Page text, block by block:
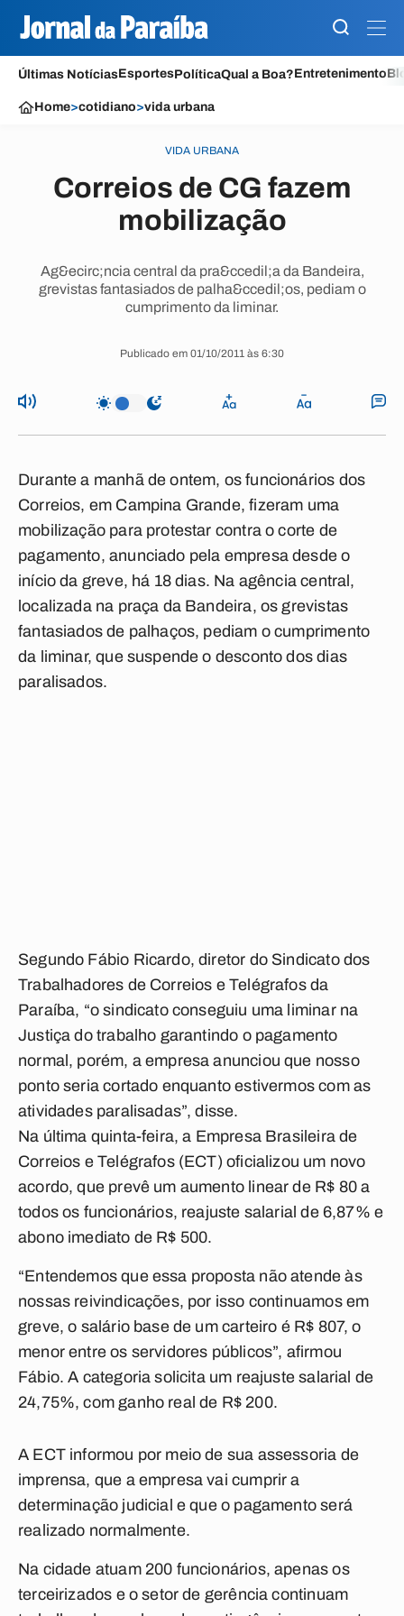
Últimas NotíciasEsportesPolíticaQual a Boa?Entretenimento
Home>cotidiano>vida urbana
VIDA URBANA
Correios de CG fazem
mobilização
Ag&ecirc;ncia central da pra&ccedil;a da Bandeira,
grevistas fantasiados de palha&ccedil;os, pediam o
cumprimento da liminar.
Publicado em 01/10/2011 às 6:30
Durante a manhã de ontem, os funcionários dos
Correios, em Campina Grande, fizeram uma
mobilização para protestar contra o corte de
pagamento, anunciado pela empresa desde o
início da greve, há 18 dias. Na agência central,
localizada na praça da Bandeira, os grevistas
fantasiados de palhaços, pediam o cumprimento
da liminar, que suspende o desconto dos dias
paralisados.
Segundo Fábio Ricardo, diretor do Sindicato dos
Trabalhadores de Correios e Telégrafos da
Paraíba, “o sindicato conseguiu uma liminar na
Justiça do trabalho garantindo o pagamento
normal, porém, a empresa anunciou que nosso
ponto seria cortado enquanto estivermos com as
atividades paralisadas”, disse.
Na última quinta-feira, a Empresa Brasileira de
Correios e Telégrafos (ECT) oficializou um novo
acordo, que prevê um aumento linear de R$ 80 a
todos os funcionários, reajuste salarial de 6,87% e
abono imediato de R$ 500.
“Entendemos que essa proposta não atende às
nossas reivindicações, por isso continuamos em
greve, o salário base de um carteiro é R$ 807, o
menor entre os servidores públicos”, afirmou
Fábio. A categoria solicita um reajuste salarial de
24,75%, com ganho real de R$ 200.
A ECT informou por meio de sua assessoria de
imprensa, que a empresa vai cumprir a
determinação judicial e que o pagamento será
realizado normalmente.
Na cidade atuam 200 funcionários, apenas os
terceirizados e o setor de gerência continuam